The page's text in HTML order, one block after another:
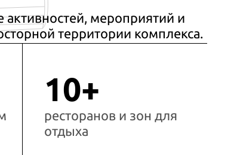
активностей, мероприятий и
территории комплекса.
10+
ресторанов и зон для
отдыха